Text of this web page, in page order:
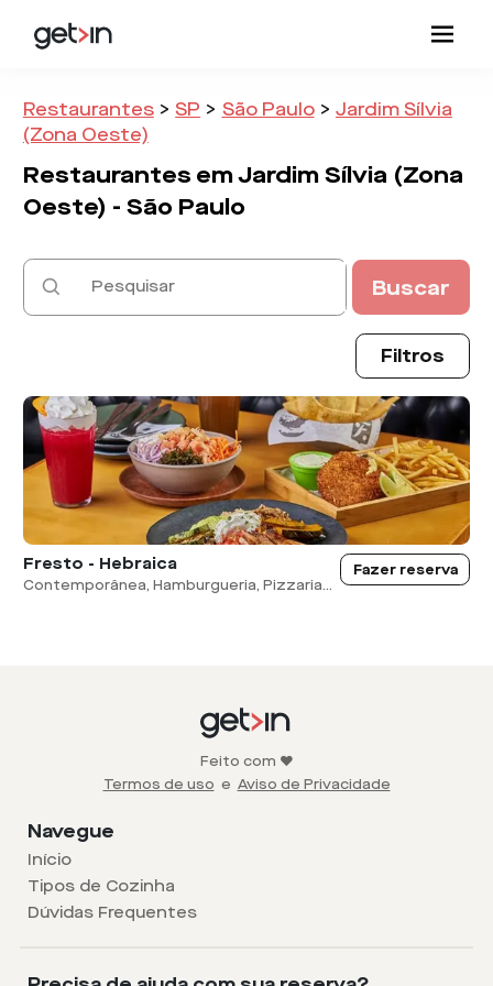
Restaurantes > SP > São Paulo > Jardim Sílvia
(Zona Oeste)
Restaurantes emJardim Sílvia (Zona
Oeste) - São Paulo
Buscar
Filtros
Fresto - Hebraica
Contemporânea, Hamburgueria, Pizzaria...
Fazer reserva
Feito com ❤️
Termos de uso e Aviso de Privacidade
Navegue
Início
Tipos de Cozinha
Dúvidas Frequentes